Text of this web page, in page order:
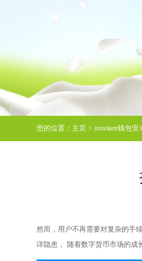
您的位置： 主页 > imtoken钱包安
然而，用户不再需要对复杂的手
详隐患， 随着数字货币市场的成